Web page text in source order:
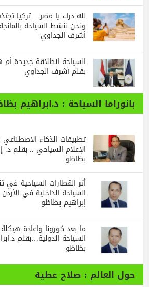
لله درك يا مصر .. تركيا
ونحن ننشط السياحة
أشرف الجداوي
السياحة انطلاقة جديدة
بقلم أشرف الجداوي
بانوراما السياحة : د.ابراهيم
تطبيقات الذكاء
الإعلام السياحي .. بقلم د.
بظاظو
أثر القطارات السياحية في
السياحة الداخلية في
إبراهيم بظاظو
ما بعد كورونا واعادة
السياحة الدولية…بقلم
بظاظو
حول العالم : صلاح عطية